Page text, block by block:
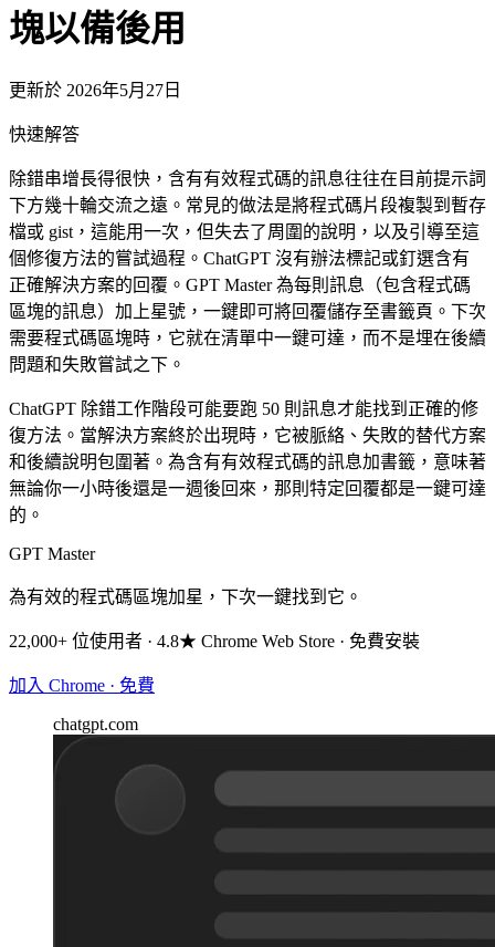
塊以備後用
更新於 2026年5月27日
快速解答
除錯串增長得很快，含有有效程式碼的訊息往往在目前提示詞
下方幾十輪交流之遠。常見的做法是將程式碼片段複製到暫存
檔或 gist，這能用一次，但失去了周圍的說明，以及引導至這
個修復方法的嘗試過程。ChatGPT 沒有辦法標記或釘選含有
正確解決方案的回覆。GPT Master 為每則訊息（包含程式碼
區塊的訊息）加上星號，一鍵即可將回覆儲存至書籤頁。下次
需要程式碼區塊時，它就在清單中一鍵可達，而不是埋在後續
問題和失敗嘗試之下。
ChatGPT 除錯工作階段可能要跑 50 則訊息才能找到正確的修
復方法。當解決方案終於出現時，它被脈絡、失敗的替代方案
和後續說明包圍著。為含有有效程式碼的訊息加書籤，意味著
無論你一小時後還是一週後回來，那則特定回覆都是一鍵可達
的。
GPT Master
為有效的程式碼區塊加星，下次一鍵找到它。
22,000+ 位使用者 · 4.8★ Chrome Web Store · 免費安裝
加入 Chrome · 免費
chatgpt.com